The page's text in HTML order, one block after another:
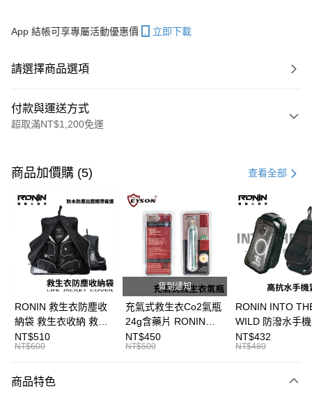
App 結帳可享專屬活動優惠價 立即下載
請選擇商品選項
付款與運送方式
超取滿NT$1,200免運
信用卡一次付款
信用卡分期付款
3 期 0 利率 每期 21家銀行
合作金庫商業銀行
第一商業銀行
華南商業銀行
彰化商業銀行
上海商業儲蓄銀行
台北富邦商業銀行
國泰世華商業銀行
兆豐國際商業銀行
臺灣中小企業銀行
台中商業銀行
匯豐（台灣）商業銀行
華泰商業銀行
聯邦商業銀行
遠東國際商業銀行
元大商業銀行
台灣樂天信用卡公司
超商取貨付款
Apple Pay
悠遊付
大哥付你分期
【大哥付你分期使用說明】
商品加價購 (5) 查看全部
RONIN 救生衣防塵收
納袋 救生衣收納 救生
NT$510
NT$600
貨到通知
充氣式救生衣Co2氣瓶
24g含藥片 RONIN
INTO THE WILD 短版
腰掛式充氣助浮衣適用
NT$450
NT$500
RONIN INTO
WILD 防潑水手
袋 配件收納袋 收納擴
充袋 手機袋 T949
NT$432
NT$480
商品特色